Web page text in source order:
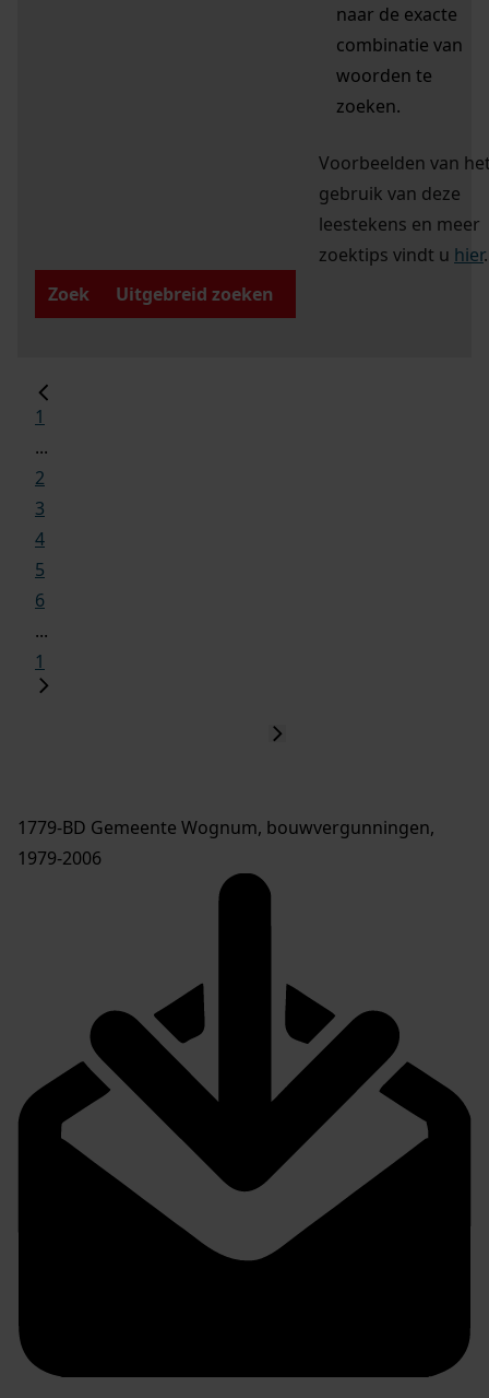
naar de exacte
combinatie van
woorden te
zoeken.
Voorbeelden van
gebruik van deze
leestekens en meer
zoektips vindt u hier.
Zoek
Uitgebreid zoeken
1
...
2
3
4
5
6
...
1
1779-BD Gemeente Wognum, bouwvergunningen,
1979-2006